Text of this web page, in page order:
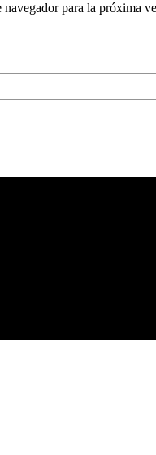
para la próxima